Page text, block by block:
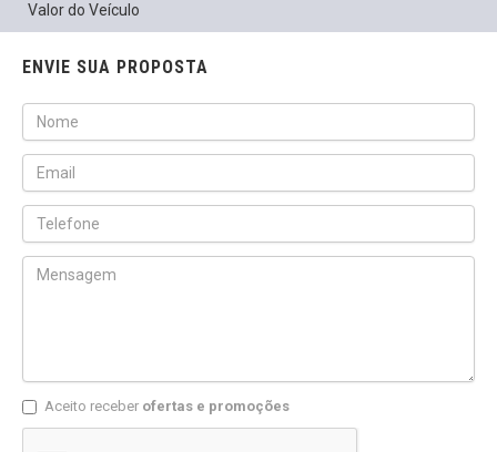
Valor do Veículo
ENVIE SUA PROPOSTA
Aceito receber ofertas e promoções